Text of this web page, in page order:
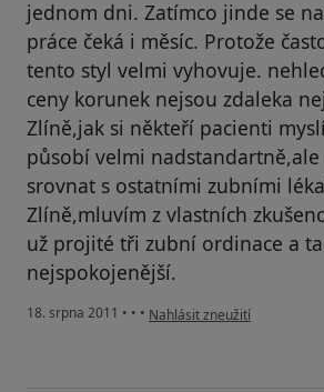
jednom dni. Zatímco jinde se
práce čeká i měsíc. Protože
tento styl velmi vyhovuje.
ceny korunek nejsou zdaleka
Zlíně,jak si někteří pacienti
působí velmi nadstandartně,ale
srovnat s ostatními zubními
Zlíně,mluvím z vlastních
už projité tři zubní ordinace a
nejspokojenější.
18. srpna 2011 • • • podle názoru uživatele
Nahlásit zneužití